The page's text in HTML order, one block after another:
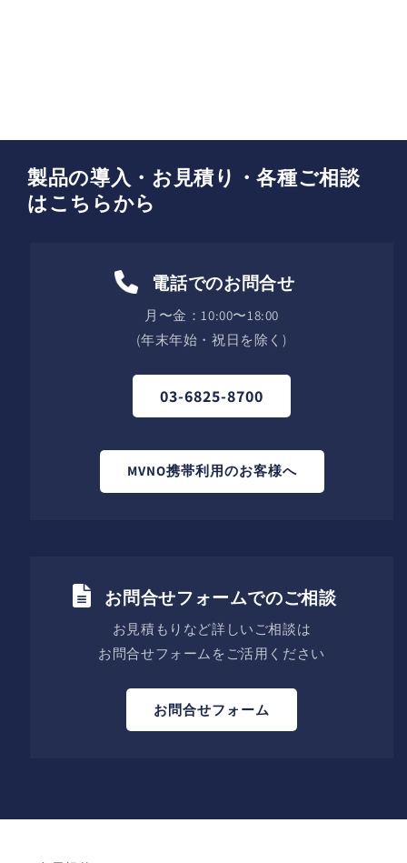
製品の導入・お見積り・各種ご相談
はこちらから
電話でのお問合せ
月〜金：10:00〜18:00
(年末年始・祝日を除く)
03-6825-8700
MVNO携帯利用のお客様へ
お問合せフォームでのご相談
お見積もりなど詳しいご相談は
お問合せフォームをご活用ください
お問合せフォーム